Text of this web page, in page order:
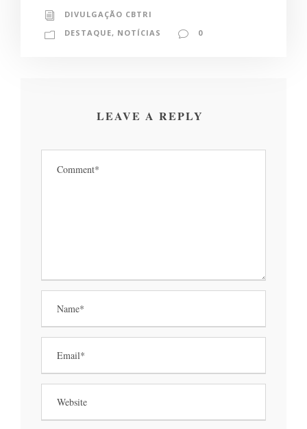
DIVULGAÇÃO CBTRI
DESTAQUE, NOTÍCIAS 0
LEAVE A REPLY